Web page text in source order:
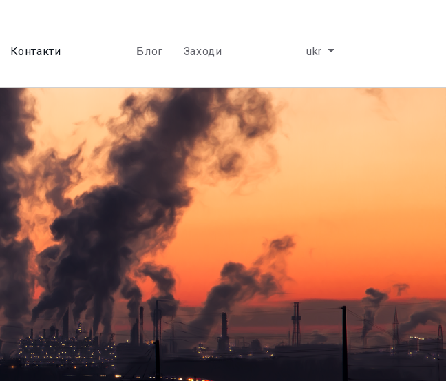
Контакти Блог Заходи ukr